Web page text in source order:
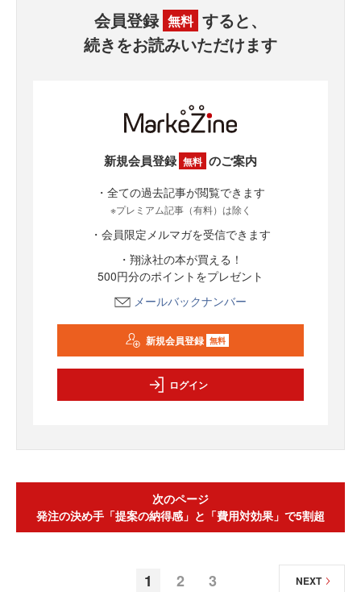
会員登録 無料 すると、
続きをお読みいただけます
新規会員登録 無料 のご案内
・全ての過去記事が閲覧できます
※プレミアム記事（有料）は除く
・会員限定メルマガを受信できます
・翔泳社の本が買える！
500円分のポイントをプレゼント
メールバックナンバー
新規会員登録 無料
ログイン
次のページ
発注の決め手「提案の納得感」と「費用対効果」で5割超
1 2 3 NEXT